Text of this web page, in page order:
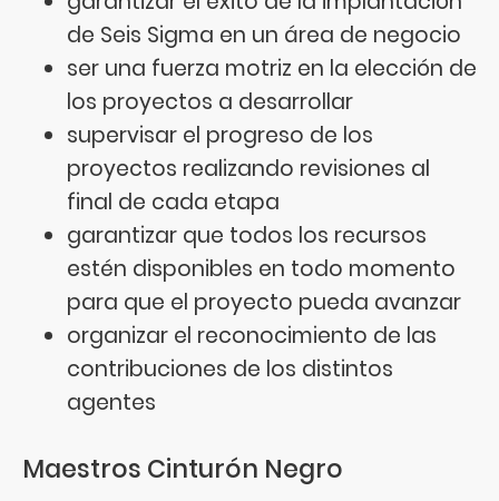
de Seis Sigma en un área de negocio
ser una fuerza motriz en la elección de
los proyectos a desarrollar
supervisar el progreso de los
proyectos realizando revisiones al
final de cada etapa
garantizar que todos los recursos
estén disponibles en todo momento
para que el proyecto pueda avanzar
organizar el reconocimiento de las
contribuciones de los distintos
agentes
Maestros Cinturón Negro